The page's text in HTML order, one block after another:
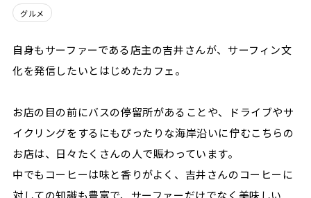
グルメ
自身もサーファーである店主の吉井さんが、サーフィン文
化を発信したいとはじめたカフェ。
お店の目の前にバスの停留所があることや、ドライブやサ
イクリングをするにもぴったりな海岸沿いに佇むこちらの
お店は、日々たくさんの人で賑わっています。
中でもコーヒーは味と香りがよく、吉井さんのコーヒーに
対しての知識も豊富で、サーファーだけでなく美味しい